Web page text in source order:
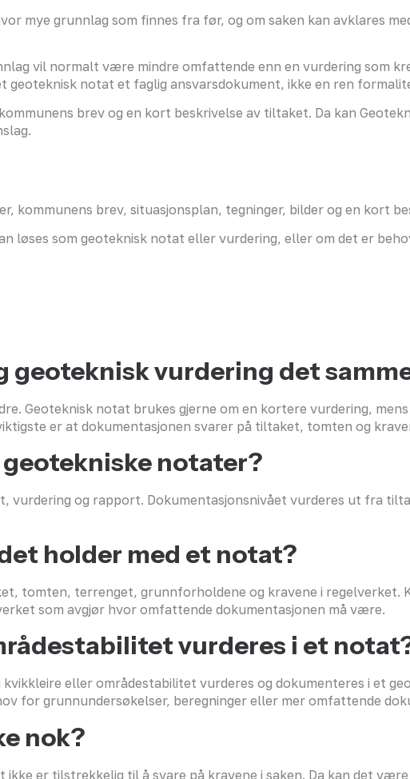
mye grunnlag som finnes fra før, og om saken kan avklares
vil normalt være mindre omfattende enn en vurdering som
geoteknisk notat et faglig ansvarsdokument, ikke en ren
brev og en kort beskrivelse av tiltaket. Da kan
kommunens brev, situasjonsplan, tegninger, bilder og en kort
løses som geoteknisk notat eller vurdering, eller om det er
geoteknisk vurdering det
Geoteknisk notat brukes gjerne om en kortere vurdering,
er at dokumentasjonen svarer på tiltaket, tomten og
notater?
vurdering og rapport. Dokumentasjonsnivået vurderes ut fra
holder med et notat?
tomten, terrenget, grunnforholdene og kravene i regelverket.
som avgjør hvor omfattende dokumentasjonen må være.
vurderes i et
eller områdestabilitet vurderes og dokumenteres i et
for grunnundersøkelser, beregninger eller mer omfattende
nok?
er tilstrekkelig til å svare på kravene i saken. Da kan det